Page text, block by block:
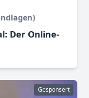
Der Online-
Gesponsert